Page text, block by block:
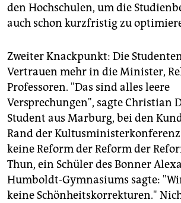
den Hochschulen, um die
auch schon kurzfristig zu
Zweiter Knackpunkt: Die
Vertrauen mehr in die Minister,
Professoren. "Das sind alles leere
Versprechungen", sagte Christian
Student aus Marburg, bei den
Rand der
keine Reform der Reform der
Thun, ein Schüler des Bonner
Humboldt-Gymnasiums sagte:
keine Schönheitskorrekturen."